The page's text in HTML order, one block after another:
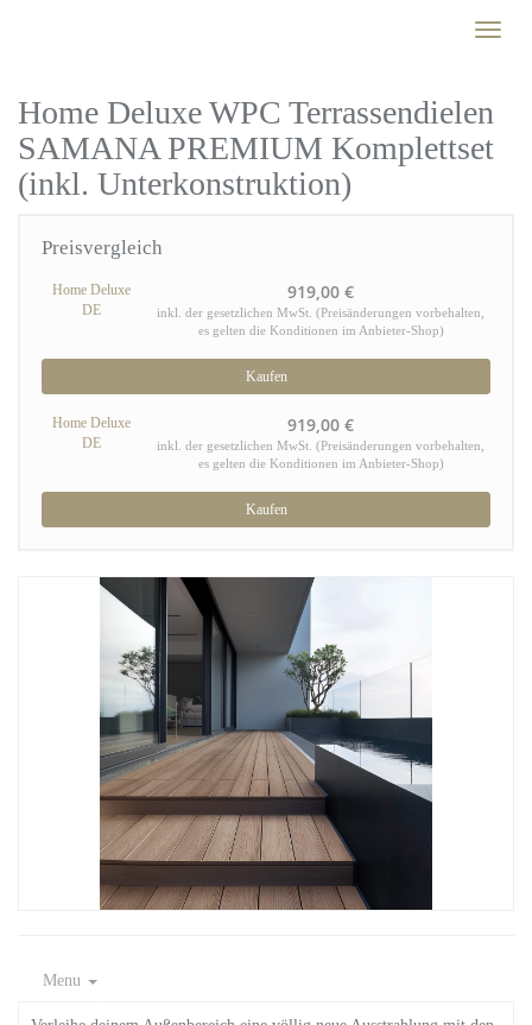
Toggle
Home Deluxe WPC Terrassendielen
SAMANA PREMIUM Komplettset
(inkl. Unterkonstruktion)
Preisvergleich
Home Deluxe
DE
919,00 €
inkl. der gesetzlichen MwSt. (Preisänderungen vorbehalten,
es gelten die Konditionen im Anbieter-Shop)
Kaufen
Home Deluxe
DE
919,00 €
inkl. der gesetzlichen MwSt. (Preisänderungen vorbehalten,
es gelten die Konditionen im Anbieter-Shop)
Kaufen
Menu